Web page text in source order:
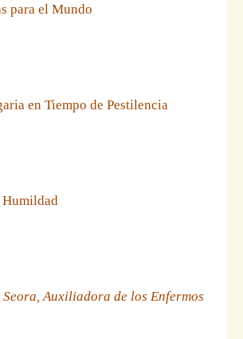
para el Mundo
en Tiempo de Pestilencia
Humildad
Auxiliadora de los Enfermos